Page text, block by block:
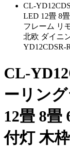
CL-
LED 12畳 8
フレーム リ
北欧 ダイニ
YD12CDSR-
CL-
ーリン
12畳 8畳
付灯 木